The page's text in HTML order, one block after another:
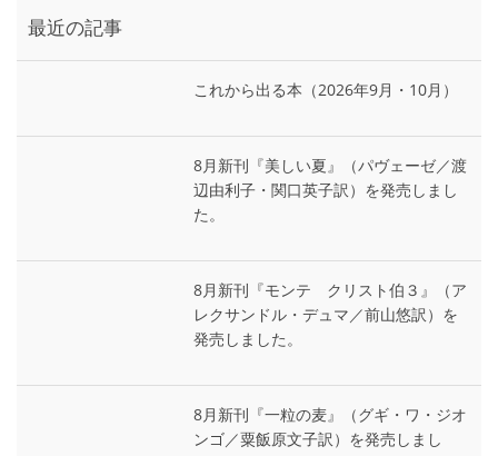
最近の記事
これから出る本（2026年9月・10月）
8月新刊『美しい夏』（パヴェーゼ／渡
辺由利子・関口英子訳）を発売しまし
た。
8月新刊『モンテ゠クリスト伯３』（ア
レクサンドル・デュマ／前山悠訳）を
発売しました。
8月新刊『一粒の麦』（グギ・ワ・ジオ
ンゴ／粟飯原文子訳）を発売しまし